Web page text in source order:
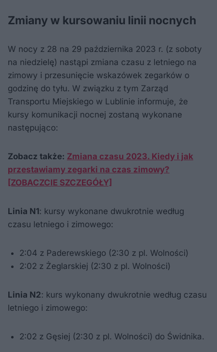
Zmiany w kursowaniu linii nocnych
W nocy z 28 na 29 października 2023 r. (z soboty
na niedzielę) nastąpi zmiana czasu z letniego na
zimowy i przesunięcie wskazówek zegarków o
godzinę do tyłu. W związku z tym Zarząd
Transportu Miejskiego w Lublinie informuje, że
kursy komunikacji nocnej zostaną wykonane
następująco:
Zobacz także: Zmiana czasu 2023. Kiedy i jak
przestawiamy zegarki na czas zimowy?
[ZOBACZCIE SZCZEGÓŁY]
Linia N1: kursy wykonane dwukrotnie według
czasu letniego i zimowego:
2:04 z Paderewskiego (2:30 z pl. Wolności)
2:02 z Żeglarskiej (2:30 z pl. Wolności)
Linia N2: kurs wykonany dwukrotnie według czasu
letniego i zimowego:
2:02 z Gęsiej (2:30 z pl. Wolności) do Świdnika.